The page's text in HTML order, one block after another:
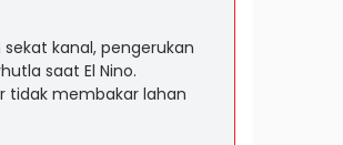
kanal, pengerukan
saat El Nino.
tidak membakar lahan